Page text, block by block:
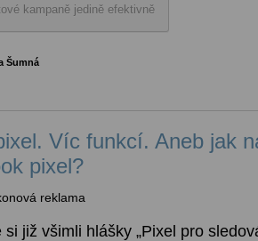
kampaně jedině efektivně
Šumná
Víc funkcí. Aneb jak
pixel?
reklama
si již všimli hlášky „Pixel pro